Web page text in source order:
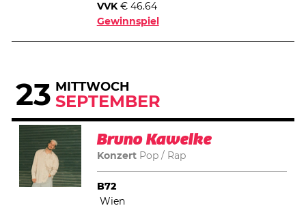
VVK€ 46.64
Gewinnspiel
23 MITTWOCH
SEPTEMBER
Bruno Kawelke
Konzert Pop Rap
B72
Wien